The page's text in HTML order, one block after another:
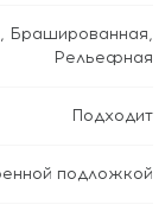
, Брашированная,
Рельефная
Подходит
подложкой